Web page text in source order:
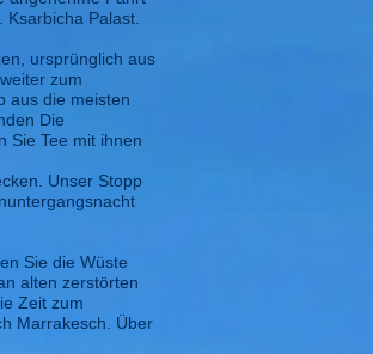
Palast.
ursprünglich aus
zum
aus die meisten
Die
Sie Tee mit ihnen
Unser Stopp
Sie die Wüste
alten zerstörten
Zeit zum
Marrakesch. Über